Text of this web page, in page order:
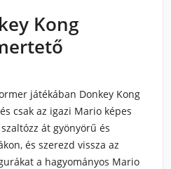
Kong
játékában Donkey Kong
csak az igazi Mario képes
át gyönyörű és
és szerezd vissza az
a hagyományos Mario